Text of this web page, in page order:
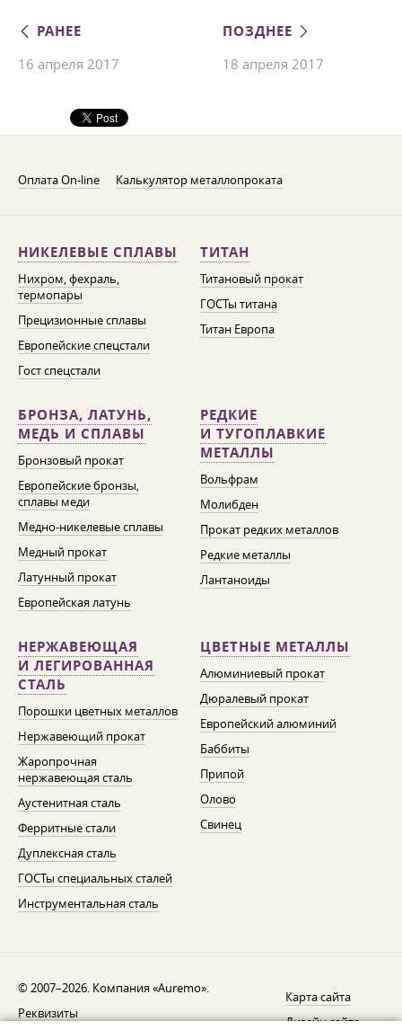
РАНЕЕ
16 апреля 2017
ПОЗДНЕЕ
18 апреля 2017
Оплата On-line Калькулятор металлопроката
НИКЕЛЕВЫЕ СПЛАВЫ
Нихром, фехраль,
термопары
Прецизионные сплавы
Европейские спецстали
Гост спецстали
ТИТАН
Титановый прокат
ГОСТы титана
Титан Европа
БРОНЗА, ЛАТУНЬ,
МЕДЬ И СПЛАВЫ
Бронзовый прокат
Европейские бронзы,
сплавы меди
Медно-никелевые сплавы
Медный прокат
Латунный прокат
Европейская латунь
РЕДКИЕ
И ТУГОПЛАВКИЕ
МЕТАЛЛЫ
Вольфрам
Молибден
Прокат редких металлов
Редкие металлы
Лантаноиды
НЕРЖАВЕЮЩАЯ
И ЛЕГИРОВАННАЯ
СТАЛЬ
Порошки цветных металлов
Нержавеющий прокат
Жаропрочная
нержавеющая сталь
Аустенитная сталь
Ферритные стали
Дуплексная сталь
ГОСТы специальных сталей
Инструментальная сталь
ЦВЕТНЫЕ МЕТАЛЛЫ
Алюминиевый прокат
Дюралевый прокат
Европейский алюминий
Баббиты
Припой
Олово
Свинец
© 2007–2026. Компания «Auremo».
Реквизиты
Карта сайта
Дизайн сайта —